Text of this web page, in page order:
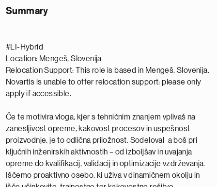
Summary
#LI-Hybrid
Location: Mengeš, Slovenija
Relocation Support: This role is based in Mengeš, Slovenija.
Novartis is unable to offer relocation support: please only
apply if accessible.
Če te motivira vloga, kjer s tehničnim znanjem vplivaš na
zanesljivost opreme, kakovost procesov in uspešnost
proizvodnje, je to odlična priložnost. Sodeloval_a boš pri
ključnih inženirskih aktivnostih – od izboljšav in uvajanja
opreme do kvalifikacij, validacij in optimizacije vzdrževanja.
Iščemo proaktivno osebo, ki uživa v dinamičnem okolju in